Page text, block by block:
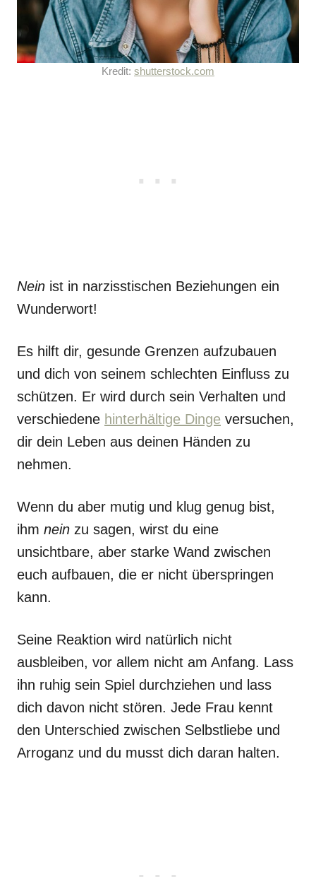
Kredit: shutterstock.com
Nein ist in narzisstischen Beziehungen ein
Wunderwort!
Es hilft dir, gesunde Grenzen aufzubauen
und dich von seinem schlechten Einfluss zu
schützen. Er wird durch sein Verhalten und
verschiedene hinterhältige Dinge versuchen,
dir dein Leben aus deinen Händen zu
nehmen.
Wenn du aber mutig und klug genug bist,
ihm nein zu sagen, wirst du eine
unsichtbare, aber starke Wand zwischen
euch aufbauen, die er nicht überspringen
kann.
Seine Reaktion wird natürlich nicht
ausbleiben, vor allem nicht am Anfang. Lass
ihn ruhig sein Spiel durchziehen und lass
dich davon nicht stören. Jede Frau kennt
den Unterschied zwischen Selbstliebe und
Arroganz und du musst dich daran halten.